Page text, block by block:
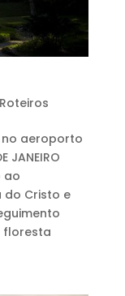
Roteiros
no aeroporto
JANEIRO
ao
Cristo e
floresta